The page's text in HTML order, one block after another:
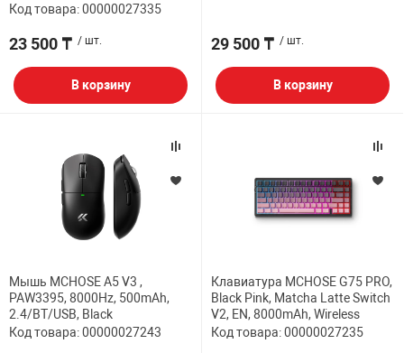
Код товара: 00000027335
23 500 ₸ / шт.
В корзину
29 500 ₸ / шт.
В корзину
Мышь MCHOSE A5 V3 ,
PAW3395, 8000Hz, 500mAh,
2.4/BT/USB, Black
Код товара: 00000027243
Клавиатура MCHOSE G75 PRO,
Black Pink, Matcha Latte Switch
V2, EN, 8000mAh, Wireless
Код товара: 00000027235